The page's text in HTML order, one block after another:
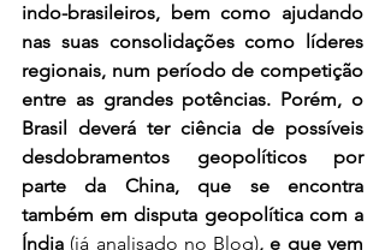
indo-brasileiros, bem como ajudando
nas suas consolidações como líderes
regionais, num período de competição
entre as grandes potências. Porém, o
Brasil deverá ter ciência de possíveis
desdobramentos geopolíticos por
parte da China, que se encontra
também em disputa geopolítica com a
Índia (já analisado no Blog), e que vem